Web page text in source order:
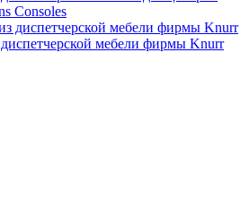
Consoles
мебели фирмы Knurr